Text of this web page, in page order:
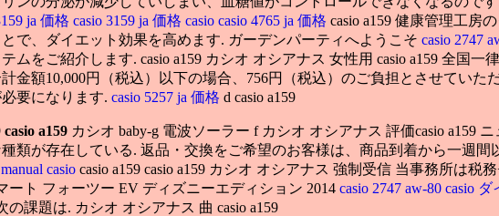
ja 価格 casio 3159 ja 価格 casio casio 4765 ja 価格 casio a159 健康管理工房
で、ダイエット効果を高めます. ガーデンパーティへようこそ casio 2747
ムをご紹介します. casio a159 カシオ オシアナス 女性用 casio a159 全国一
金額10,000円（税込）以下の場合、756円（税込）のご負担とさせてい
要になります. casio 5257 ja 価格 d casio a159
casio a159 カシオ baby-g 電波ソーラー f カシオ オシアナス 評価casio a159
類が存在している. 返品・交換をご希望のお客様は、商品到着から一週間
casio casio a159 casio a159 カシオ オシアナス 強制受信 当事務所は
ート フォーツー EV ディズニーエディション 2014 casio 2747 aw-80 casio ダ
課題は. カシオ オシアナス 曲 casio a159